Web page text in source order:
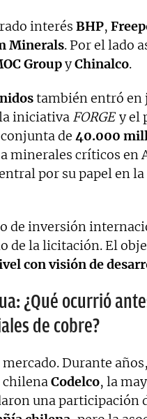
interés BHP,
Minerals. Por el lado
GroupyChinalco.
también entró en
iniciativa FORGE y el
de 40.000
minerales críticos en
por su papel en la
de inversión
de la licitación. El
con visión de
¿Qué ocurrió
de cobre?
Durante
chilenaCodelco, la
una participación